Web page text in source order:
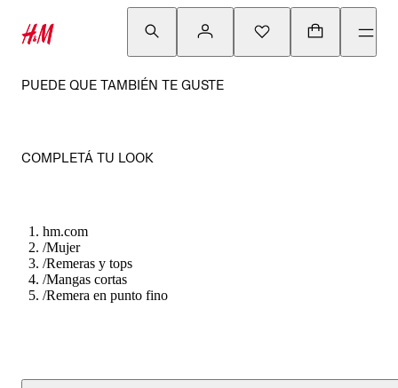
PUEDE QUE TAMBIÉN TE GUSTE
COMPLETÁ TU LOOK
hm.com
/Mujer
/Remeras y tops
/Mangas cortas
/Remera en punto fino